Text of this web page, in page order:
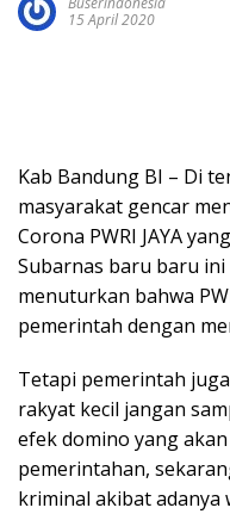
15 April 2020
Kab Bandung BI – Di
masyarakat gencar
Corona PWRI JAYA
Subarnas baru baru
menuturkan bahwa
pemerintah dengan
Tetapi pemerintah
rakyat kecil jangan
efek domino yang
pemerintahan,
kriminal akibat adanya